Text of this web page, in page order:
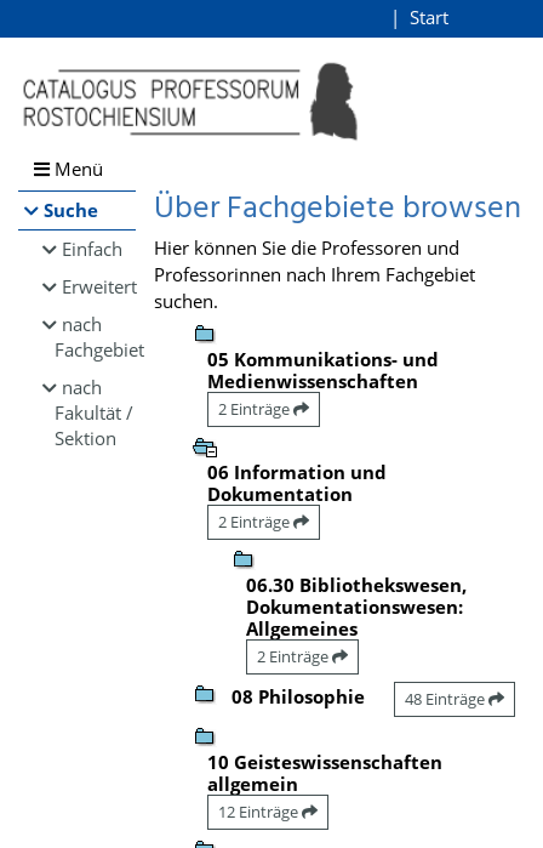
Browsen
direkt zum Inhalt
Start
Menü
Suche
Einfach
Erweitert
nach
Fachgebiet
nach
Fakultät /
Sektion
Über Fachgebiete browsen
Hier können Sie die Professoren und
Professorinnen nach Ihrem Fachgebiet
suchen.
05 Kommunikations- und
Medienwissenschaften
2 Einträge
06 Information und
Dokumentation
2 Einträge
06.30 Bibliothekswesen,
Dokumentationswesen:
Allgemeines
2 Einträge
08 Philosophie 48 Einträge
10 Geisteswissenschaften
allgemein
12 Einträge